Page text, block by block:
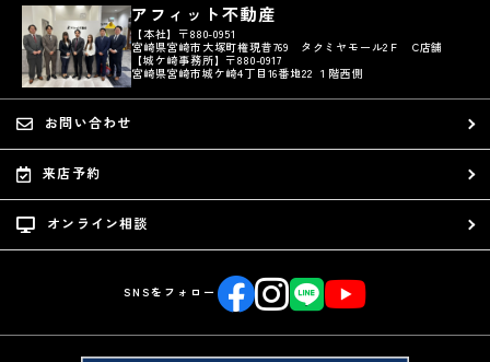
アフィット不動産
【本社】〒880-0951
宮崎県宮崎市大塚町権現昔769 タクミヤモール2Ｆ C店舗
【城ケ崎事務所】〒880-0917
宮崎県宮崎市城ケ崎4丁目16番地22 １階西側
お問い合わせ
来店予約
オンライン相談
SNSをフォロー